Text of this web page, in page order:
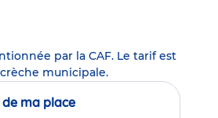
par la CAF. Le tarif est
municipale.
ma place